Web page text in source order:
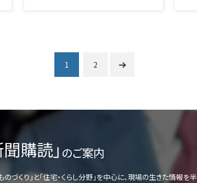
1 2
購読」 のご案内
づくり」と「住宅・くらし分野」を中心に、現場の生きた情報を半